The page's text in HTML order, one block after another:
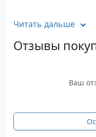
серии.
Если на вашем ПК
Читать дальше
Отзывы
Ваш